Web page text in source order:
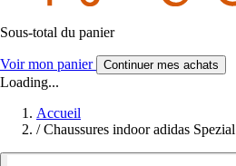
Sous-total du panier
Voir mon panier Continuer mes achats
Loading...
Accueil
/ Chaussures indoor adidas Spezial